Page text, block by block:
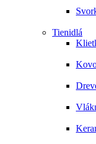
Tienidlá